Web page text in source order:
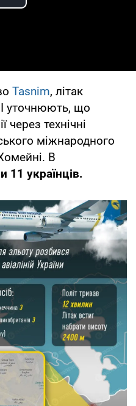
Play Video
Tasnim, літак
уточнюють, що
через технічні
міжнародного
В
11 українців.